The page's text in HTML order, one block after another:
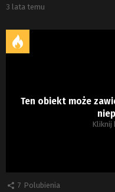
3 lata temu
Ten obiekt może
Kliknij
7 Polubienia